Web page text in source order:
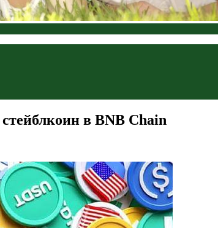
в BNB Chain